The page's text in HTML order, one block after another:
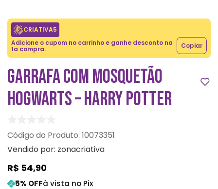
CRIATIVA5
Adicione o cupom no carrinho e ganhe desconto na
1a compra. Copiar
GARRAFA COM MOSQUETÃO
HOGWARTS – HARRY POTTER
: 10073351
Vendido por: zonacriativa
R$ 54,90
5% OFFà vista no Pix